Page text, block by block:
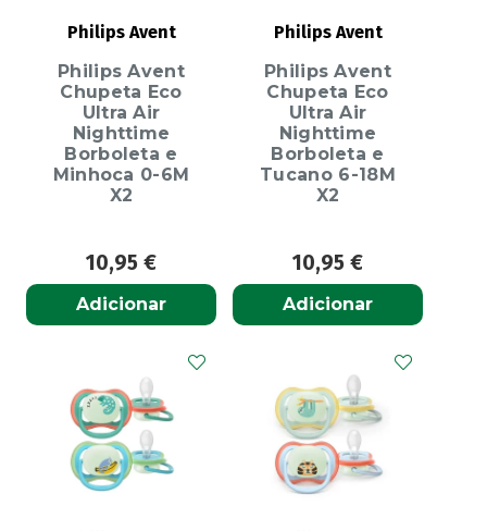
Philips Avent
Philips Avent
Chupeta Eco
Ultra Air
Nighttime
Borboleta e
Minhoca 0-6M
X2
10,95 €
Adicionar
Philips Avent
Philips Avent
Chupeta Eco
Ultra Air
Nighttime
Borboleta e
Tucano 6-18M
X2
10,95 €
Adicionar